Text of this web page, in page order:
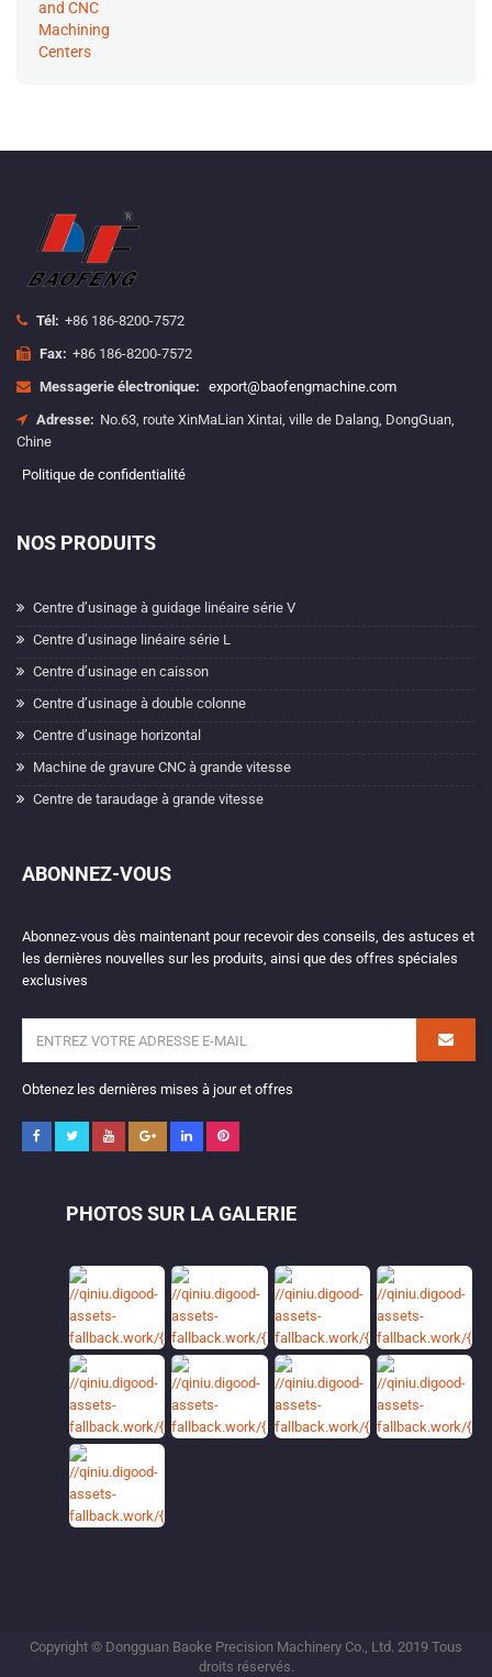
Tél: +86 186-8200-7572
Fax: +86 186-8200-7572
Messagerie électronique: export@baofengmachine.com
Adresse: No.63, route XinMaLian Xintai, ville de Dalang, DongGuan,
Chine
Politique de confidentialité
NOS PRODUITS
Centre d’usinage à guidage linéaire série V
Centre d’usinage linéaire série L
Centre d’usinage en caisson
Centre d’usinage à double colonne
Centre d’usinage horizontal
Machine de gravure CNC à grande vitesse
Centre de taraudage à grande vitesse
ABONNEZ-VOUS
Abonnez-vous dès maintenant pour recevoir des conseils, des astuces et
les dernières nouvelles sur les produits, ainsi que des offres spéciales
exclusives
Obtenez les dernières mises à jour et offres
PHOTOS SUR LA GALERIE
Copyright © Dongguan Baoke Precision Machinery Co., Ltd. 2019 Tous
droits réservés.